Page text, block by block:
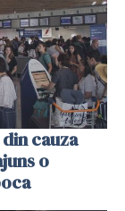
cauza
o